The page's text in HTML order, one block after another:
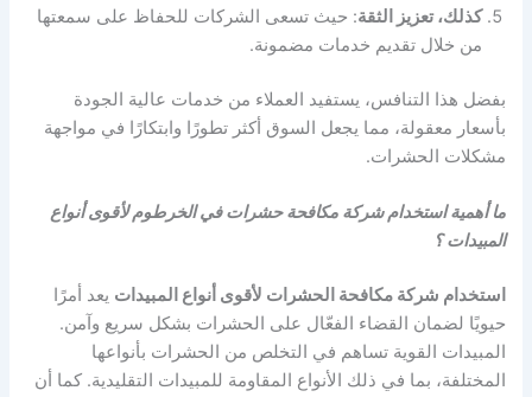
كذلك، تعزيز الثقة: حيث تسعى الشركات للحفاظ على سمعتها
من خلال تقديم خدمات مضمونة.
بفضل هذا التنافس، يستفيد العملاء من خدمات عالية الجودة
بأسعار معقولة، مما يجعل السوق أكثر تطورًا وابتكارًا في مواجهة
مشكلات الحشرات.
ما أهمية استخدام شركة مكافحة حشرات في الخرطوم لأقوى أنواع
المبيدات ؟
استخدام شركة مكافحة الحشرات لأقوى أنواع المبيدات يعد أمرًا
حيويًا لضمان القضاء الفعّال على الحشرات بشكل سريع وآمن.
المبيدات القوية تساهم في التخلص من الحشرات بأنواعها
المختلفة، بما في ذلك الأنواع المقاومة للمبيدات التقليدية. كما أن